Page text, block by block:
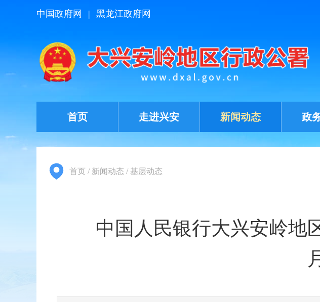
中国政府网 | 黑龙江政府网
首页 走进兴安 新闻动态 政
首页 / 新闻动态 / 基层动态
中国人民银行大兴安岭地